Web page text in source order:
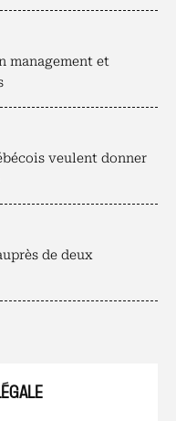
management et
veulent donner
de deux